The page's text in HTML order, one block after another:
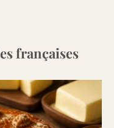
françaises